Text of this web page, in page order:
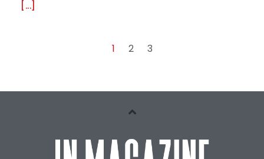
[...]
1 2 3